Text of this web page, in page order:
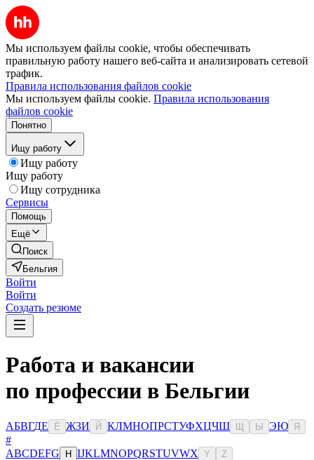
Мы используем файлы cookie, чтобы обеспечивать
правильную работу нашего веб-сайта и анализировать сетевой
трафик.
Правила использования файлов cookie
Мы используем файлы cookie. Правила использования
файлов cookie
Понятно
Ищу работу
Ищу работу
Ищу работу
Ищу сотрудника
Сервисы
Помощь
Ещё
Поиск
Бельгия
Войти
Войти
Создать резюме
Работа и вакансии
по профессии в Бельгии
АБВГДЕ Ё ЖЗИ Й КЛМНОПРСТУФХЦЧШ Ы ЭЮ Я
#
ABCDEFG H IJKLMNOPQRSTUVWX Y Z